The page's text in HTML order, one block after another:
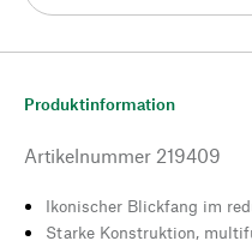
Produktinformation
Artikelnummer 219409
Ikonischer Blickfang im
Starke Konstruktion,